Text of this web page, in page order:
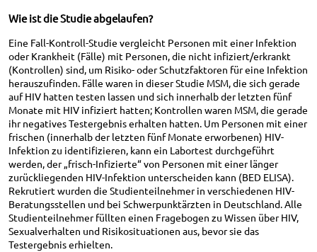
Wie ist die Studie abgelaufen?
Eine Fall-Kontroll-Studie vergleicht Personen mit einer Infektion
oder Krankheit (Fälle) mit Personen, die nicht infiziert/erkrankt
(Kontrollen) sind, um Risiko- oder Schutzfaktoren für eine Infektion
herauszufinden. Fälle waren in dieser Studie MSM, die sich gerade
auf HIV hatten testen lassen und sich innerhalb der letzten fünf
Monate mit HIV infiziert hatten; Kontrollen waren MSM, die gerade
ihr negatives Testergebnis erhalten hatten. Um Personen mit einer
frischen (innerhalb der letzten fünf Monate erworbenen) HIV-
Infektion zu identifizieren, kann ein Labortest durchgeführt
werden, der „frisch-Infizierte“ von Personen mit einer länger
zurückliegenden HIV-Infektion unterscheiden kann (BED ELISA).
Rekrutiert wurden die Studienteilnehmer in verschiedenen HIV-
Beratungsstellen und bei Schwerpunktärzten in Deutschland. Alle
Studienteilnehmer füllten einen Fragebogen zu Wissen über HIV,
Sexualverhalten und Risikosituationen aus, bevor sie das
Testergebnis erhielten.